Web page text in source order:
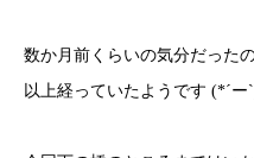
数か月前くらいの気分だった
以上経っていたようです (*´ー